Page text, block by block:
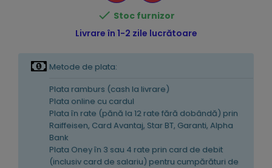
 Stoc furnizor
Livrare în 1-2 zile lucrătoare
Metode de plata:
Plata ramburs (cash la livrare)
Plata online cu cardul
Plata în rate (pănă la 12 rate fără dobândă) prin
Raiffeisen, Card Avantaj, Star BT, Garanti, Alpha
Bank
Plata Oney în 3 sau 4 rate prin card de debit
(inclusiv card de salariu) pentru cumpărături de